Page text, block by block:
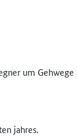
um Gehwege
jahres.